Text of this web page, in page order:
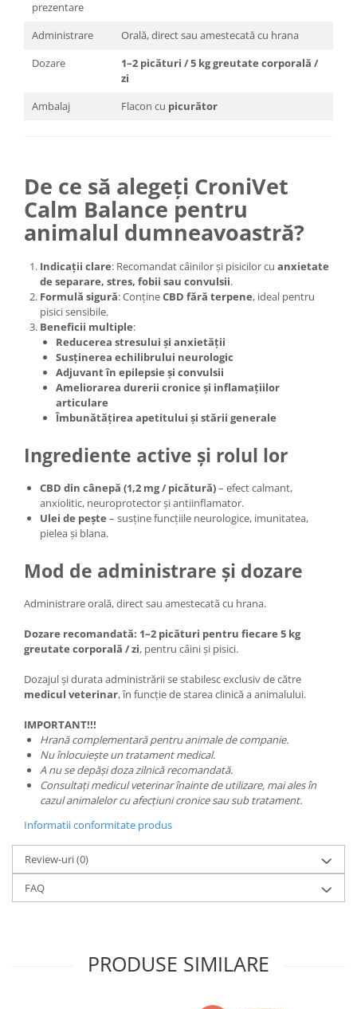
prezentare
Administrare
Orală, direct sau amestecată cu hrana
Dozare
1–2 picături / 5 kg greutate corporală /
zi
Ambalaj
Flacon cu picurător
De ce să alegeți CroniVet
Calm Balance pentru
animalul dumneavoastră?
Indicații clare: Recomandat câinilor și pisicilor cu anxietate
de separare, stres, fobii sau convulsii.
Formulă sigură: ConțineCBD fără terpene, ideal pentru
pisici sensibile.
Beneficii multiple:
Reducerea stresului și anxietății
Susținerea echilibrului neurologic
Adjuvant în epilepsie și convulsii
Ameliorarea durerii cronice și inflamațiilor
articulare
Îmbunătățirea apetitului și stării generale
Ingrediente active și rolul lor
CBD din cânepă (1,2 mg / picătură)– efect calmant,
anxiolitic, neuroprotector și antiinflamator.
Ulei de pește – susține funcțiile neurologice, imunitatea,
pielea și blana.
Mod de administrare și dozare
Administrare orală, direct sau amestecată cu hrana.
Dozare recomandată: 1–2 picături pentru fiecare 5 kg
greutate corporală / zi, pentru câini și pisici.
Dozajul și durata administrării se stabilesc exclusiv de către
medicul veterinar, în funcție de starea clinică a animalului.
IMPORTANT!!!
Hrană complementară pentru animale de companie.
Nu înlocuiește un tratament medical.
A nu se depăși doza zilnică recomandată.
Consultați medicul veterinar înainte de utilizare, mai ales în
cazul animalelor cu afecțiuni cronice sau sub tratament.
Informatii conformitate produs
Review-uri(0)
FAQ
PRODUSE SIMILARE